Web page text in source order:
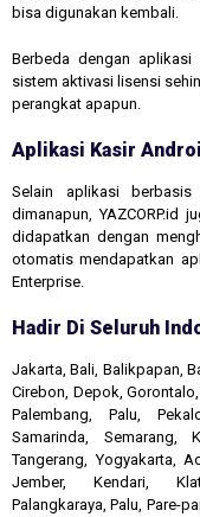
bisa digunakan kembali.
Berbeda dengan aplikasi
sistem aktivasi lisensi
perangkat apapun.
Aplikasi Kasir
Selain aplikasi
dimanapun,
didapatkan dengan
otomatis mendapatkan
Enterprise.
Hadir Di Seluruh
Jakarta, Bali, Balikpapan,
Cirebon, Depok,
Palembang, Palu,
Samarinda, Semarang,
Tangerang, Yogyakarta,
Jember, Kendari,
Palangkaraya, Palu, Pare-